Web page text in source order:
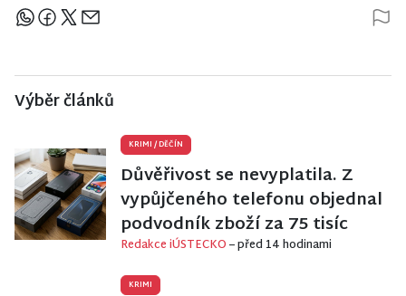
Sdílejte článek
Výběr článků
KRIMI /DĚČÍN
Důvěřivost se nevyplatila. Z
vypůjčeného telefonu objednal
podvodník zboží za 75 tisíc
Redakce iÚSTECKO– před 14 hodinami
KRIMI